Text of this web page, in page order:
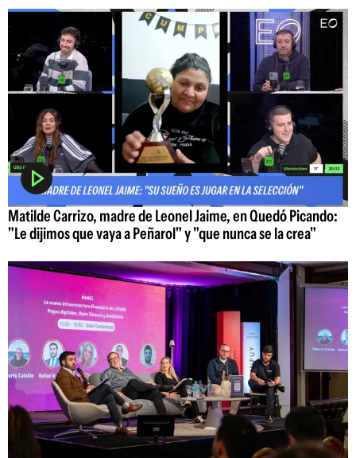
Matilde Carrizo, madre de Leonel Jaime, en Quedó Picando:
"Le dijimos que vaya a Peñarol" y "que nunca se la crea"